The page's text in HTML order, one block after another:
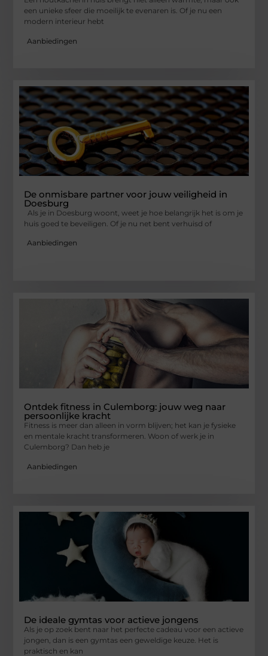
een unieke sfeer die moeilijk te evenaren is. Of je nu een
modern interieur hebt
Aanbiedingen
De onmisbare partner voor jouw veiligheid in
Doesburg
Als je in Doesburg woont, weet je hoe belangrijk het is om je
huis goed te beveiligen. Of je nu net bent verhuisd of
Aanbiedingen
Ontdek fitness in Culemborg: jouw weg naar
persoonlijke kracht
Fitness is meer dan alleen in vorm blijven; het kan je fysieke
en mentale kracht transformeren. Woon of werk je in
Culemborg? Dan heb je
Aanbiedingen
De ideale gymtas voor actieve jongens
Als je op zoek bent naar het perfecte cadeau voor een actieve
jongen, dan is een gymtas een geweldige keuze. Het is
praktisch en kan